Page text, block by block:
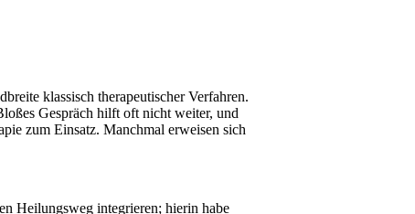
klassisch therapeutischer Verfahren.
Gespräch hilft oft nicht weiter, und
zum Einsatz. Manchmal erweisen sich
Heilungsweg integrieren; hierin habe